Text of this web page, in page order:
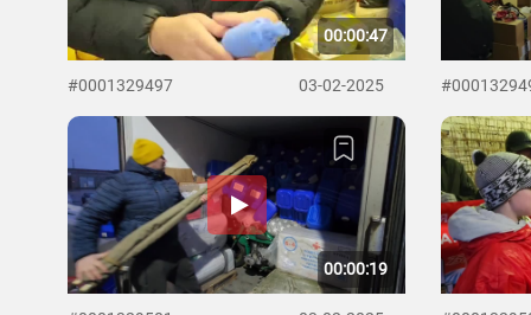
00:00:47
#0001329497 03-02-2025
00:00:19